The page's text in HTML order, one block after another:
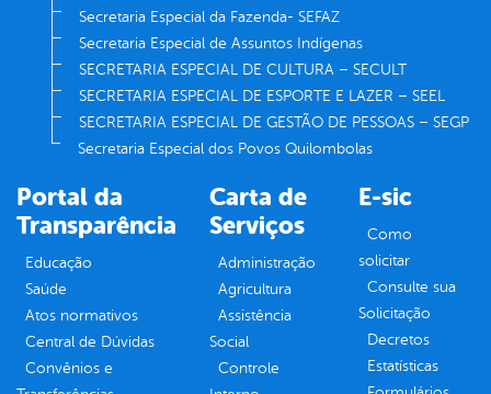
Secretaria Especial da Fazenda- SEFAZ
Secretaria Especial de Assuntos Indígenas
SECRETARIA ESPECIAL DE CULTURA – SECULT
SECRETARIA ESPECIAL DE ESPORTE E LAZER – SEEL
SECRETARIA ESPECIAL DE GESTÃO DE PESSOAS – SEGP
Secretaria Especial dos Povos Quilombolas
Portal da
Transparência
Educação
Saúde
Atos normativos
Central de Dúvidas
Convênios e
Carta de
Serviços
Administração
Agricultura
Assistência
Social
Controle
E-sic
Como
solicitar
Consulte sua
Solicitação
Decretos
Estatísticas